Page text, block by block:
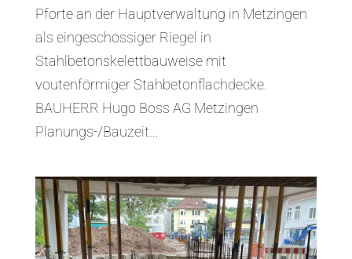
Pforte an der Hauptverwaltung in Metzingen
als eingeschossiger Riegel in
Stahlbetonskelettbauweise mit
voutenförmiger Stahbetonflachdecke.
BAUHERR Hugo Boss AG Metzingen
Planungs-/Bauzeit...